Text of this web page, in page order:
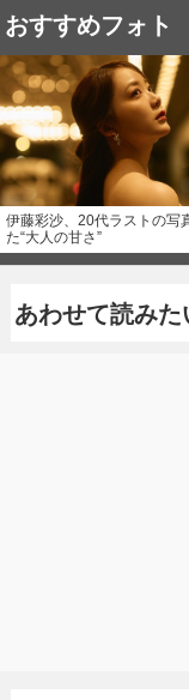
おすすめフォト
伊藤彩沙、20代ラストの写
た“大人の甘さ”
あわせて読みた